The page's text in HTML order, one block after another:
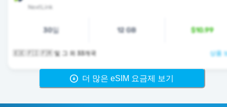
NextLink
30일 12 GB $10.99
🇪🇪 🇫🇮 🇫🇷 및 그 외 33개국 상품
더 많은 eSIM 요금제 보기